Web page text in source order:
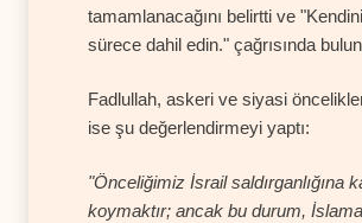
tamamlanacağını belirtti ve
sürece dahil edin." çağrısında
Fadlullah, askeri ve siyasi
ise şu değerlendirmeyi yaptı:
"Önceliğimiz İsrail saldırganlığına
koymaktır; ancak bu durum,